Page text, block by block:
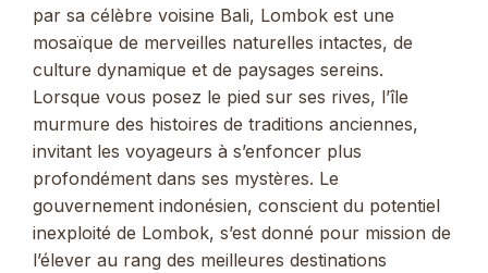
par sa célèbre voisine Bali, Lombok est une
mosaïque de merveilles naturelles intactes, de
culture dynamique et de paysages sereins.
Lorsque vous posez le pied sur ses rives, l’île
murmure des histoires de traditions anciennes,
invitant les voyageurs à s’enfoncer plus
profondément dans ses mystères. Le
gouvernement indonésien, conscient du potentiel
inexploité de Lombok, s’est donné pour mission de
l’élever au rang des meilleures destinations